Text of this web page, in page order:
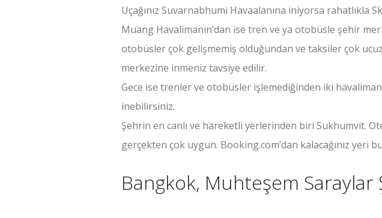
Uçağınız Suvarnabhumi Havaalanına iniyorsa
Muang Havalimanın’dan ise tren ve ya otobüsle şehir
otobüsler çok gelişmemiş olduğundan ve taksiler çok
merkezine inmeniz tavsiye edilir.
Gece ise trenler ve otobüsler işlemediğinden iki
inebilirsiniz.
Şehrin en canlı ve hareketli yerlerinden biri Sukhumvit.
gerçekten çok uygun. Booking.com’dan kalacağınız yeri
Bangkok, Muhteşem Saraylar